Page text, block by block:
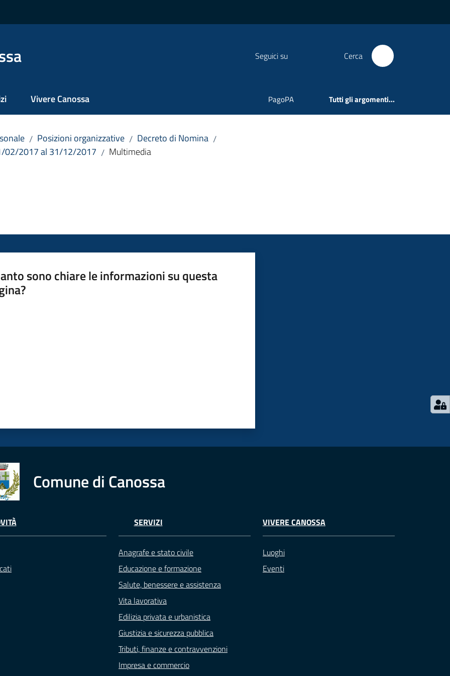
Seguici su Cerca
Vivere Canossa PagoPA Tutti gli argomenti...
/ Posizioni organizzative / Decreto di Nomina /
02/2017 al 31/12/2017 / Multimedia
sono chiare le informazioni su questa
Comune di Canossa
SERVIZI
Anagrafe e stato civile
Educazione e formazione
Salute, benessere e assistenza
Vita lavorativa
Edilizia privata e urbanistica
Giustizia e sicurezza pubblica
Tributi, finanze e contravvenzioni
Impresa e commercio
VIVERE CANOSSA
Luoghi
Eventi